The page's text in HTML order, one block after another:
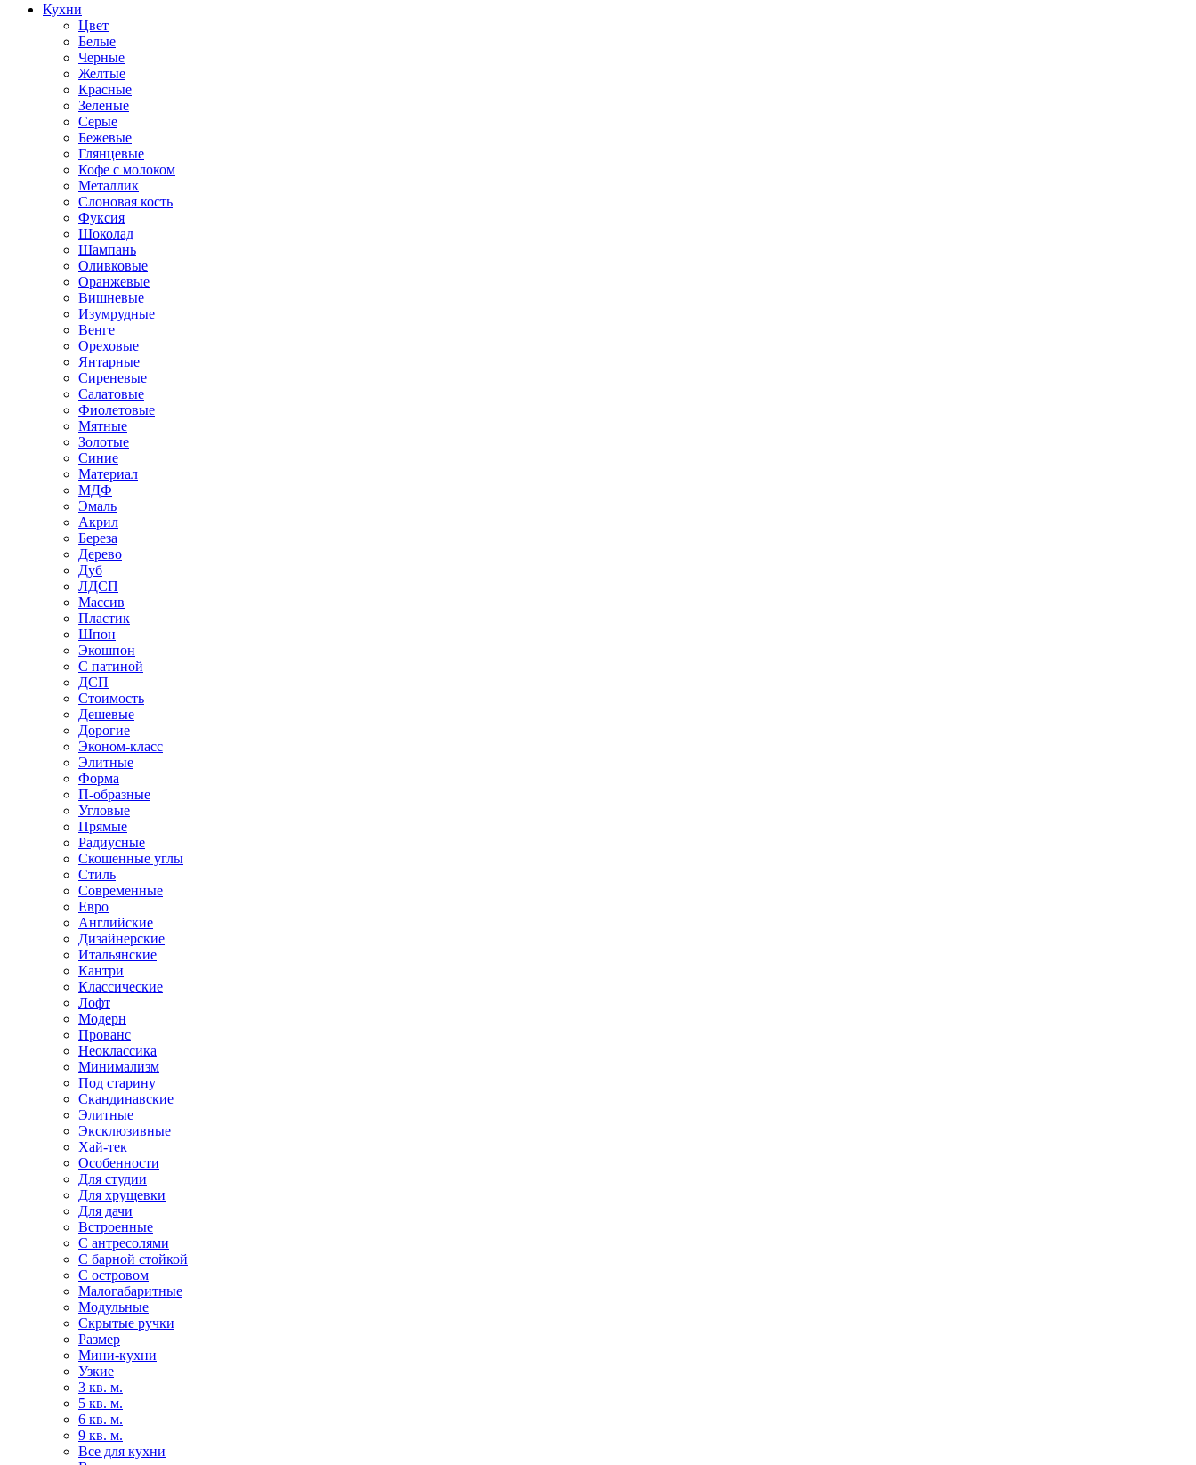
Кухни
Цвет
Белые
Черные
Желтые
Красные
Зеленые
Серые
Бежевые
Глянцевые
Кофе с молоком
Металлик
Слоновая кость
Фуксия
Шоколад
Шампань
Оливковые
Оранжевые
Вишневые
Изумрудные
Венге
Ореховые
Янтарные
Сиреневые
Салатовые
Фиолетовые
Мятные
Золотые
Синие
Материал
МДФ
Эмаль
Акрил
Береза
Дерево
Дуб
ЛДСП
Массив
Пластик
Шпон
Экошпон
С патиной
ДСП
Стоимость
Дешевые
Дорогие
Эконом-класс
Элитные
Форма
П-образные
Угловые
Прямые
Радиусные
Скошенные углы
Стиль
Современные
Евро
Английские
Дизайнерские
Итальянские
Кантри
Классические
Лофт
Модерн
Прованс
Неоклассика
Минимализм
Под старину
Скандинавские
Элитные
Эксклюзивные
Хай-тек
Особенности
Для студии
Для хрущевки
Для дачи
Встроенные
С антресолями
С барной стойкой
С островом
Малогабаритные
Модульные
Скрытые ручки
Размер
Мини-кухни
Узкие
3 кв. м.
5 кв. м.
6 кв. м.
9 кв. м.
Все для кухни